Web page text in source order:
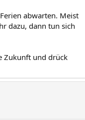
abwarten. Meist
dazu, dann tun sich
Zukunft und drück